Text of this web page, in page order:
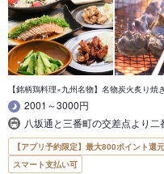
【銘柄鶏料理×九州名物】名物炭火炙り焼き
2001～3000円
八坂通と三番町の交差点より
【アプリ予約限定】最大800ポイント還
スマート支払い可